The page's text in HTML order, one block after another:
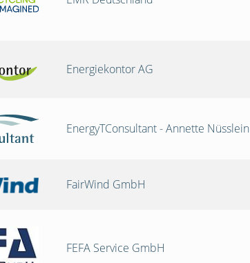
Energiekontor AG
EnergyTConsultant - Annette Nüsslein
FairWind GmbH
FEFA Service GmbH